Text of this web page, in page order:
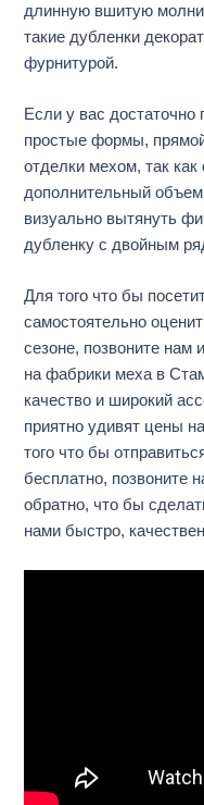
длинную вшитую
такие дубленки
фурнитурой.
Если у вас
простые формы,
отделки мехом, так
дополнительный
визуально вытянуть
дубленку с двойным
Для того что бы
самостоятельно
сезоне, позвоните нам
на фабрики меха в
качество и широкий
приятно удивят цены
того что бы
бесплатно, позвоните
обратно, что бы
нами быстро,